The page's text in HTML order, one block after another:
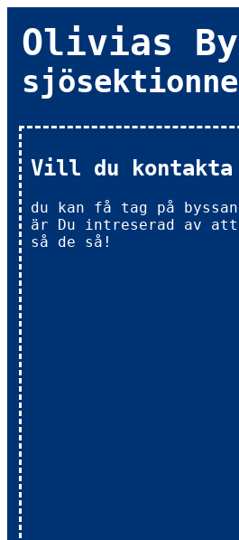
Olivias
Vill du kontakta
du kan få tag på byssan
är Du intreserad av
så de så!